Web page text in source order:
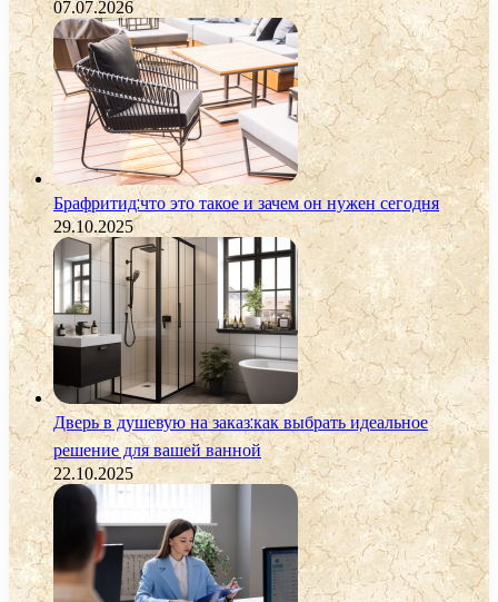
07.07.2026
Брафритид:что это такое и зачем он нужен сегодня
29.10.2025
Дверь в душевую на заказ:как выбрать идеальное
решение для вашей ванной
22.10.2025